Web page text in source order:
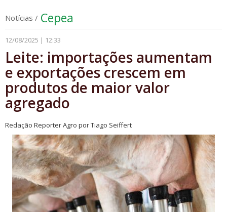
Notícias / Cepea
12/08/2025 | 12:33
Leite: importações aumentam
e exportações crescem em
produtos de maior valor
agregado
Redação Reporter Agro por Tiago Seiffert